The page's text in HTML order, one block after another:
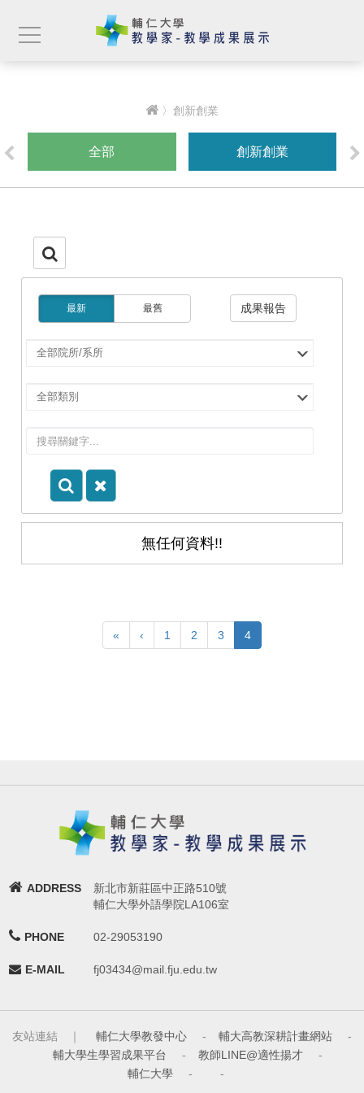
〉創新創業
全部 創新創業
最新 最舊 成果報告
選
所/
所
選
別
無任何資料!!
« ‹ 1 2 3 4
ADDRESS
新北市新莊區中正路510號
輔仁大學外語學院LA106室
PHONE 02-29053190
E-MAIL fj03434@mail.fju.edu.tw
友站連結 ｜ 輔仁大學教發中心 - 輔大高教深耕計畫網站
-
輔大學生學習成果平台
- 教師LINE@適性揚才
-
輔仁大學
- -